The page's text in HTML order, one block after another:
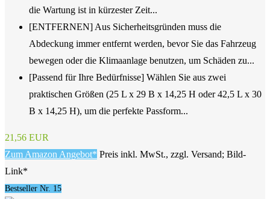
die Wartung ist in kürzester Zeit...
[ENTFERNEN] Aus Sicherheitsgründen muss die
Abdeckung immer entfernt werden, bevor Sie das Fahrzeug
bewegen oder die Klimaanlage benutzen, um Schäden zu...
[Passend für Ihre Bedürfnisse] Wählen Sie aus zwei
praktischen Größen (25 L x 29 B x 14,25 H oder 42,5 L x 30
B x 14,25 H), um die perfekte Passform...
21,56 EUR
Zum Amazon Angebot* Preis inkl. MwSt., zzgl. Versand; Bild-
Link*
Bestseller Nr. 15